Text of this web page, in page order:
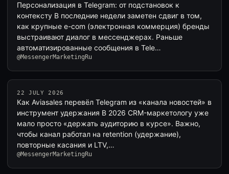
Персонализация в Telegram: от подстановок к
контексту В последние недели заметен сдвиг в том,
как крупные e-com (электронная коммерция) бренды
выстраивают диалог в мессенджерах. Раньше
автоматизированные сообщения в Tele…
@MessengerMarketingRu
22 JULY 2026
Как Aviasales перевёл Telegram из «канала новостей» в
инструмент удержания В 2026 CRM-маркетологу уже
мало просто «держать аудиторию в курсе». Важно,
чтобы канал работал на retention (удержание),
повторные касания и LTV,…
@MessengerMarketingRu